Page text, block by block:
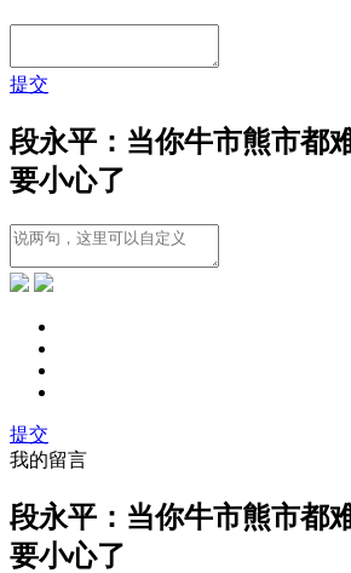
提交
段永平：当你牛市熊市都
要小心了
提交
我的留言
段永平：当你牛市熊市都
要小心了